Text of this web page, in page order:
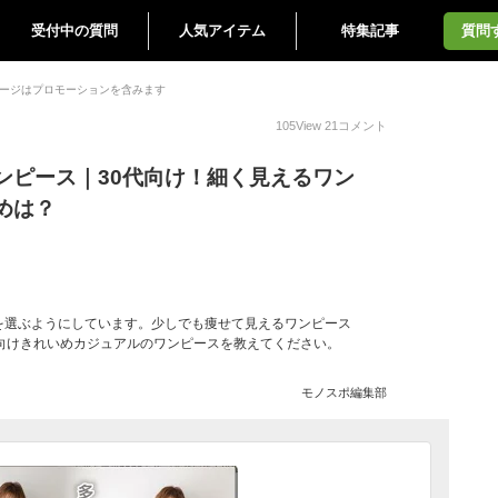
受付中の質問 人気アイテム 特集記事 質問
ジはプロモーションを含みます
105View 21 コメント
ピース｜30代向け！細く見えるワン
は？
ぶようにしています。少しでも痩せて見えるワンピース
きれいめカジュアルのワンピースを教えてください。
モノスポ編集部